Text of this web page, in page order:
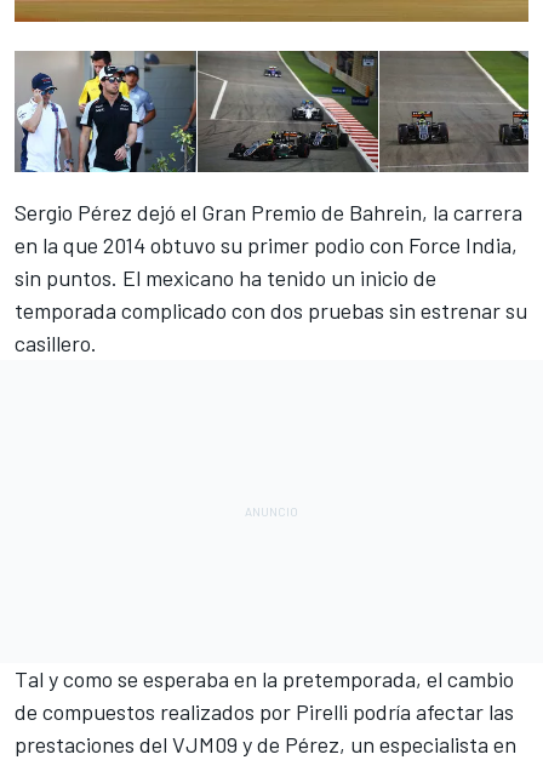
Sergio Pérez dejó el Gran Premio de Bahrein, la carrera
en la que 2014 obtuvo su primer podio con Force India,
sin puntos. El mexicano ha tenido un inicio de
temporada complicado con dos pruebas sin estrenar su
casillero.
Tal y como se esperaba en la pretemporada, el cambio
de compuestos realizados por Pirelli podría afectar las
prestaciones del VJM09 y de Pérez, un especialista en